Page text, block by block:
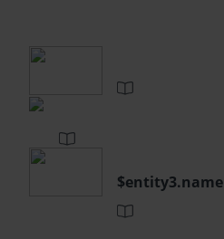
$entity3.name